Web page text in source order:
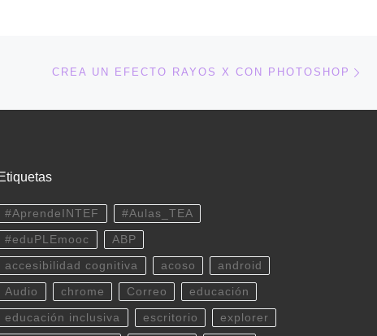
CREA UN EFECTO RAYOS X CON PHOTOSHOP
#AprendeINTEF #Aulas_TEA
#eduPLEmooc ABP
accesibilidad cognitiva acoso android
Audio chrome Correo educación
educación inclusiva escritorio explorer